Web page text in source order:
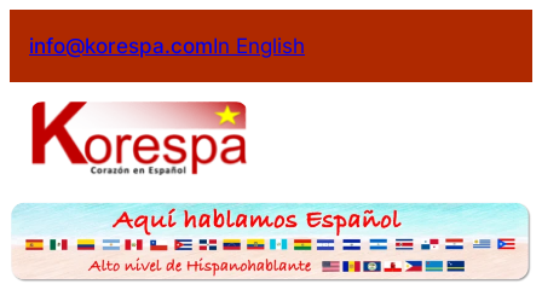
info@korespa.comIn English